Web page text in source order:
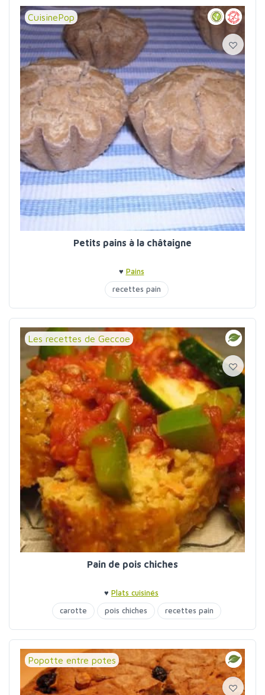
CuisinePop
Petits pains à la châtaigne
♥ Pains
recettes pain
Les recettes de Geccoe
Pain de pois chiches
♥ Plats cuisinés
carotte
pois chiches recettes pain
Popotte entre potes